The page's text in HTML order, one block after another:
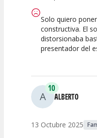
Solo quiero
constructiva. El
distorsionaba
presentador del
A
10
ALBERTO
13 Octubre 2025